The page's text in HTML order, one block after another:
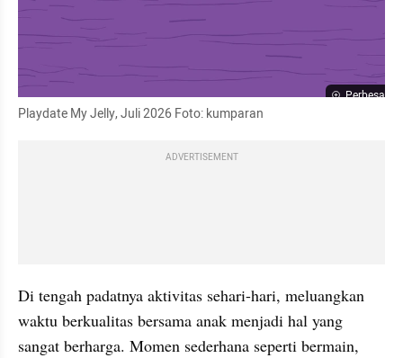
Perbesar
Playdate My Jelly, Juli 2026 Foto: kumparan
ADVERTISEMENT
Di tengah padatnya aktivitas sehari-hari, meluangkan
waktu berkualitas bersama anak menjadi hal yang
sangat berharga. Momen sederhana seperti bermain,